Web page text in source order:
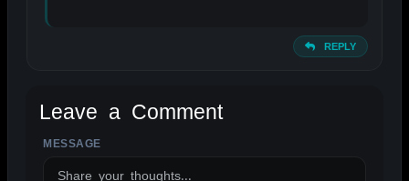
REPLY
Leave a Comment
MESSAGE
ALTERNATIVE: